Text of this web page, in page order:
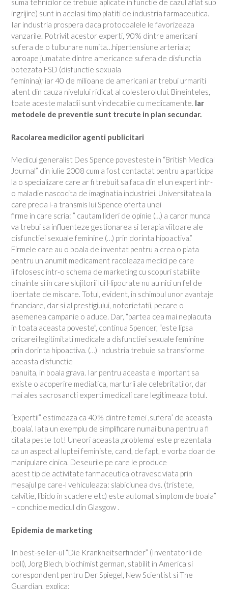
suma tehnicilor ce trebuie aplicate in functie de cazul aflat sub
ingrijire) sunt in acelasi timp platiti de industria farmaceutica.
Iar industria prospera daca protocoalele le favorizeaza
vanzarile. Potrivit acestor experti, 90% dintre americani
sufera de o tulburare numita…hipertensiune arteriala;
aproape jumatate dintre americance sufera de disfunctia
botezata FSD (disfunctie sexuala
feminina); iar 40 de milioane de americani ar trebui urmariti
atent din cauza nivelului ridicat al colesterolului. Bineinteles,
toate aceste maladii sunt vindecabile cu medicamente. Iar
metodele de preventie sunt trecute in plan secundar.
Racolarea medicilor agenti publicitari
Medicul generalist Des Spence povesteste in “British Medical
Journal” din iulie 2008 cum a fost contactat pentru a participa
la o specializare care ar fi trebuit sa faca din el un expert intr-
o maladie nascocita de imaginatia industriei. Universitatea la
care preda i-a transmis lui Spence oferta unei
firme in care scria: ” cautam lideri de opinie (…) a caror munca
va trebui sa influenteze gestionarea si terapia viitoare ale
disfunctiei sexuale feminine (…) prin dorinta hipoactiva.”
Firmele care au o boala de inventat pentru a crea o piata
pentru un anumit medicament racoleaza medici pe care
ii folosesc intr-o schema de marketing cu scopuri stabilite
dinainte si in care slujitorii lui Hipocrate nu au nici un fel de
libertate de miscare. Totul, evident, in schimbul unor avantaje
financiare, dar si al prestigiului, notorietatii, pecare o
asemenea campanie o aduce. Dar, “partea cea mai neplacuta
in toata aceasta poveste”, continua Spencer, “este lipsa
oricarei legitimitati medicale a disfunctiei sexuale feminine
prin dorinta hipoactiva. (…) Industria trebuie sa transforme
aceasta disfunctie
banuita, in boala grava. Iar pentru aceasta e important sa
existe o acoperire mediatica, marturii ale celebritatilor, dar
mai ales sacrosancti experti medicali care legitimeaza totul.
“Expertii” estimeaza ca 40% dintre femei ,sufera’ de aceasta
,boala’. Iata un exemplu de simplificare numai buna pentru a fi
citata peste tot! Uneori aceasta ,problema’ este prezentata
ca un aspect al luptei feministe, cand, de fapt, e vorba doar de
manipulare cinica. Deseurile pe care le produce
acest tip de activitate farmaceutica otravesc viata prin
mesajul pe care-l vehiculeaza: slabiciunea dvs. (tristete,
calvitie, libido in scadere etc) este automat simptom de boala”
– conchide medicul din Glasgow .
Epidemia de marketing
In best-seller-ul “Die Krankheitserfinder” (Inventatorii de
boli), Jorg Blech, biochimist german, stabilit in America si
corespondent pentru Der Spiegel, New Scientist si The
Guardian, explica: